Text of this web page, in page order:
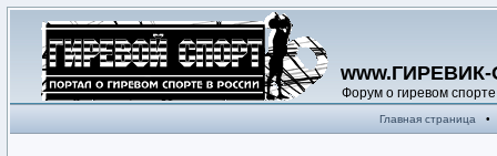
Форум о гиревом спорте
Главная страница •